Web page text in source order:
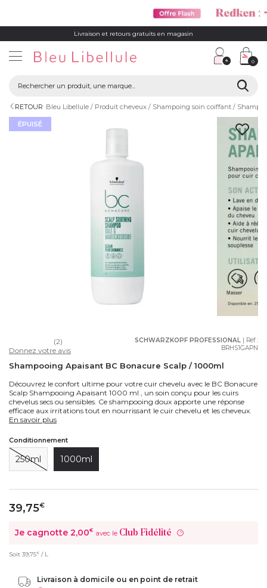
Livraison et retours gratuits en magasin
0
RETOUR Bleu Libellule Produit cheveux Shampoing soin coiffant
ÉPUISÉ
SCHWARZKOPF PROFESSIONAL | Réf :
BRHS1GAPN
(2)
Donnez votre avis
Shampooing Apaisant BC Bonacure Scalp / 1000ml
Découvrez le confort ultime pour votre cuir chevelu avec le BC Bonacure
Scalp Shampooing Apaisant 1000 ml , un soin conçu pour les cuirs
chevelus secs ou sensibles. Ce shampooing doux apporte une réponse
efficace aux irritations tout en nourrissant le cuir chevelu et les cheveux.
En savoir plus
Conditionnement
250ml 1000ml
39,75€
Je cagnotte 2,00€ avec le Club Fidélité ?
Soit 39,75€ / L
Livraison à domicile ou en point de retrait